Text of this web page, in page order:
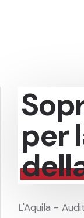
per
L'Aquila -